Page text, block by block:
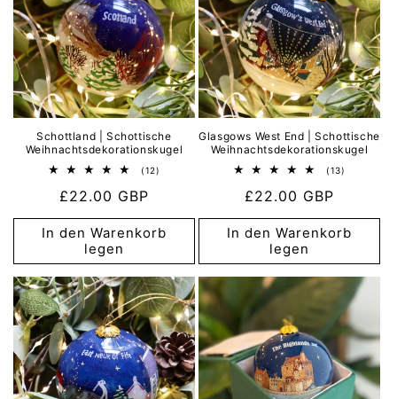
Schottland | Schottische
Weihnachtsdekorationskugel
(12)
Normaler
Preis
£22.00 GBP
In den Warenkorb
legen
Glasgows West End | Schottische
Weihnachtsdekorationskugel
(13)
Normaler
Preis
£22.00 GBP
In den Warenkorb
legen